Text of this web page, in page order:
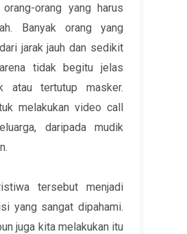
orang yang harus
Banyak orang yang
jarak jauh dan sedikit
tidak begitu jelas
atau tertutup masker.
melakukan video call
daripada mudik
tersebut menjadi
yang sangat dipahami.
juga kita melakukan itu